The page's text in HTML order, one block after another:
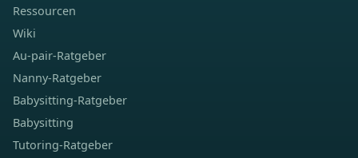
Ressourcen
Wiki
Au-pair-Ratgeber
Nanny-Ratgeber
Babysitting-Ratgeber
Babysitting
Tutoring-Ratgeber